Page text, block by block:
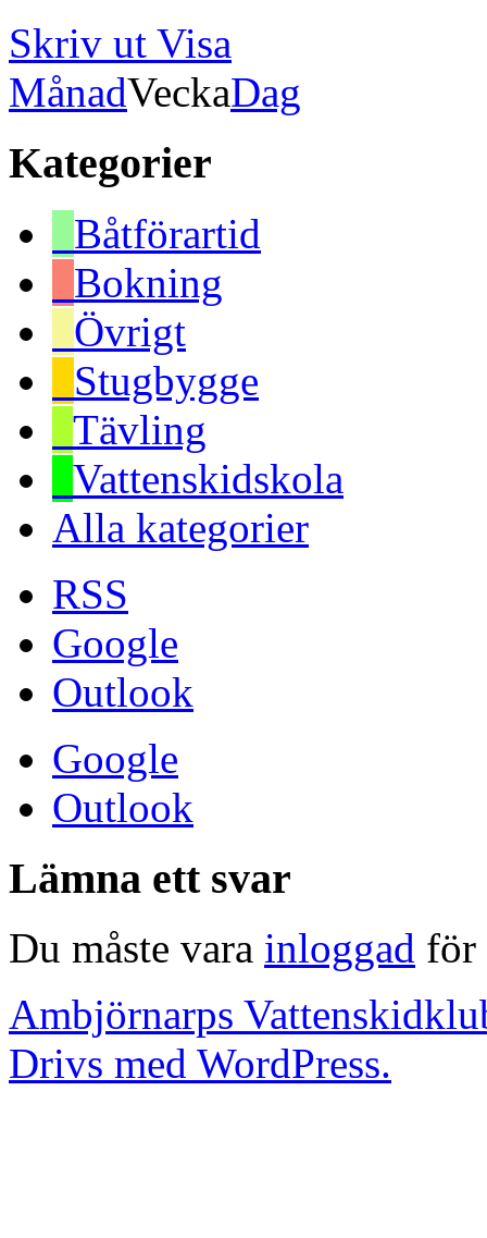
Skriv ut Visa
MånadVeckaDag
Kategorier
Båtförartid
Bokning
Övrigt
Stugbygge
Tävling
Vattenskidskola
Alla kategorier
RSS
Google
Outlook
Google
Outlook
Lämna ett svar
Du måste vara inloggad för
Ambjörnarps
Drivs med WordPress.